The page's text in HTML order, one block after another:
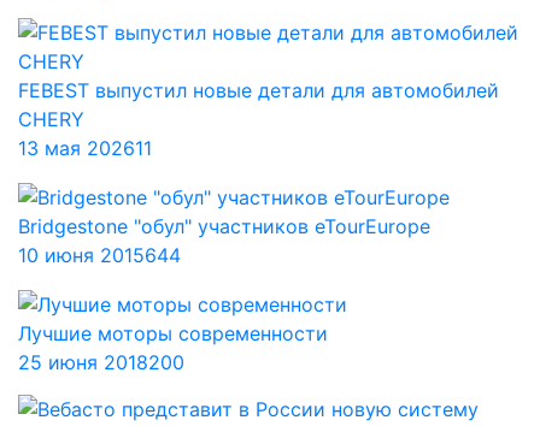
FEBEST выпустил новые детали для автомобилей
CHERY
13 мая 202611
Bridgestone "обул" участников eTourEurope
10 июня 2015644
Лучшие моторы современности
25 июня 2018200